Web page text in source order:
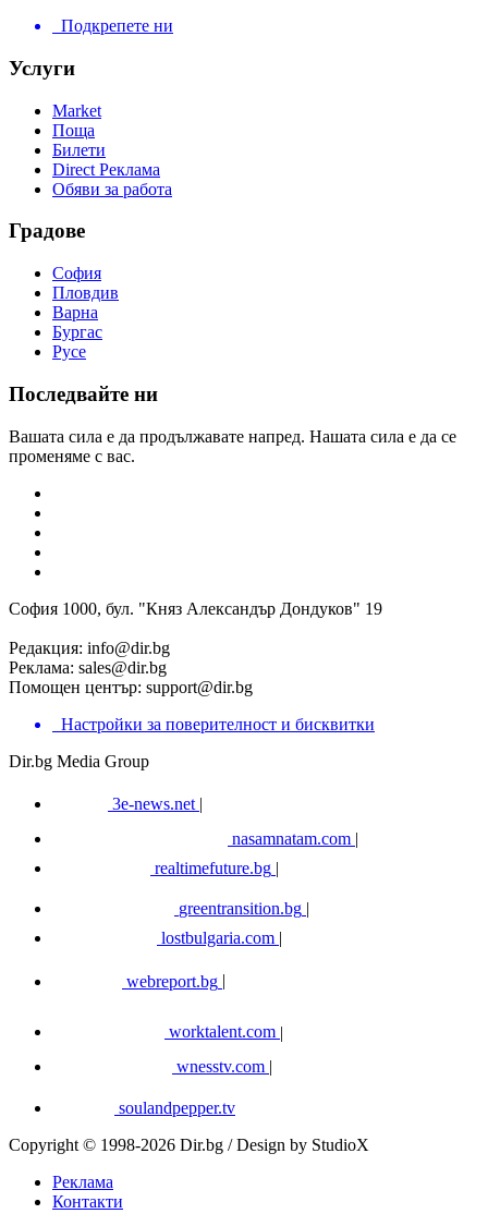
Подкрепете ни
Услуги
Market
Поща
Билети
Direct Реклама
Обяви за работа
Градове
София
Пловдив
Варна
Бургас
Русе
Последвайте ни
Вашата сила е да продължавате напред. Нашата сила е да се
променяме с вас.
София 1000, бул. "Княз Александър Дондуков" 19
Редакция: info@dir.bg
Реклама: sales@dir.bg
Помощен център: support@dir.bg
Настройки за поверителност и бисквитки
Dir.bg Media Group
3e-news.net |
nasamnatam.com |
realtimefuture.bg |
greentransition.bg |
lostbulgaria.com |
webreport.bg
worktalent.com |
wnesstv.com |
soulandpepper.tv
Copyright © 1998-2026 Dir.bg / Design by StudioX
Реклама
Контакти